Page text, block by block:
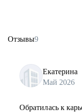
Отзывы9
Екатерина
Май 2026
Обратилась к